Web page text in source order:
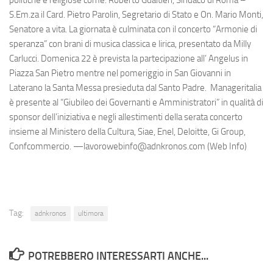
S.Em.za il Card. Pietro Parolin, Segretario di Stato e On. Mario Monti,
Senatore a vita. La giornata è culminata con il concerto “Armonie di
speranza” con brani di musica classica e lirica, presentato da Milly
Carlucci. Domenica 22 è prevista la partecipazione all’ Angelus in
Piazza San Pietro mentre nel pomeriggio in San Giovanni in
Laterano la Santa Messa presieduta dal Santo Padre. Manageritalia
è presente al “Giubileo dei Governanti e Amministratori” in qualità di
sponsor dell’iniziativa e negli allestimenti della serata concerto
insieme al Ministero della Cultura, Siae, Enel, Deloitte, Gi Group,
Confcommercio. —lavorowebinfo@adnkronos.com (Web Info)
Tag: adnkronos ultimora
POTREBBERO INTERESSARTI ANCHE...